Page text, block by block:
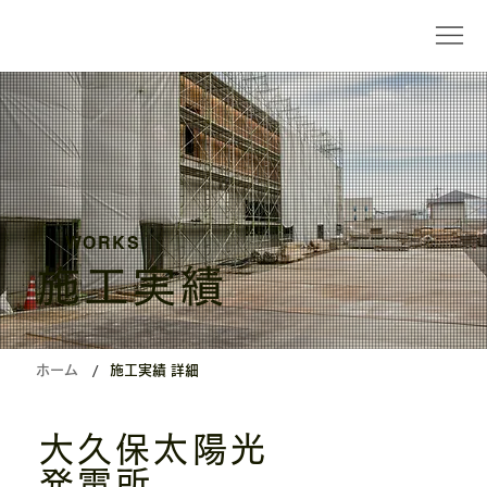
大久保太陽光
WORKS
施工実績
ホーム / 施工実績 詳細